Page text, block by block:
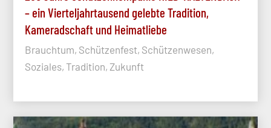
– ein Vierteljahrtausend gelebte Tradition,
Kameradschaft und Heimatliebe
Brauchtum, Schützenfest, Schützenwesen,
Soziales, Tradition, Zukunft